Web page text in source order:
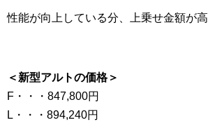
性能が向上している分、上乗せ金額が高
＜新型アルトの価格＞
F・・・847,800円
L・・・894,240円